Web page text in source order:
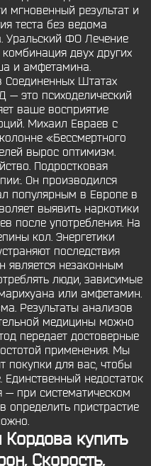
мгновенный результат и
теста без ведома
Уральский ФО Лечение
двух других
и амфетамина.
Соединенных Штатах
— это психоделический
ваше восприятие
Михаил Евраев с
«Бессмертного
вырос оптимизм.
Подростковая
Он производился
популярным в Европе в
выявить наркотики
после употребления. На
кол. Энергетики
последствия
является незаконным
люди, зависимые
или амфетамин.
Результаты анализов
медицины можно
передает достоверные
применения. Мы
покупки для вас, чтобы
Единственный недостаток
— при систематическом
пристрастие
Кордова купить
Скорость,